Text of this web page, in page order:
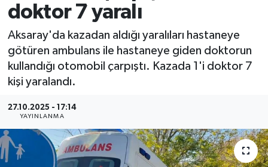
doktor 7 yaralı
Aksaray'da kazadan aldığı yaralıları hastaneye
götüren ambulans ile hastaneye giden doktorun
kullandığı otomobil çarpıştı. Kazada 1'i doktor 7
kişi yaralandı.
27.10.2025 - 17:14
YAYINLANMA